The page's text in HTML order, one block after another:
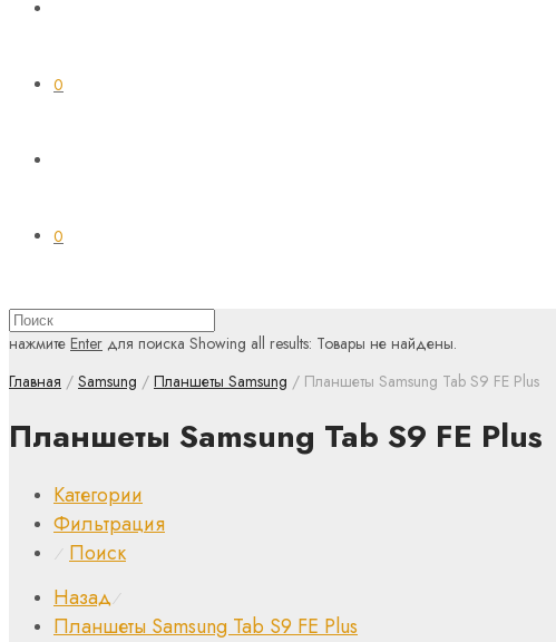
0
0
нажмите Enter для поиска Showing all results: Товары не найдены.
Главная / Samsung / Планшеты Samsung / Планшеты Samsung Tab S9 FE Plus
Планшеты Samsung Tab S9 FE Plus
Категории
Фильтрация
⁄ Поиск
Назад⁄
Планшеты Samsung Tab S9 FE Plus